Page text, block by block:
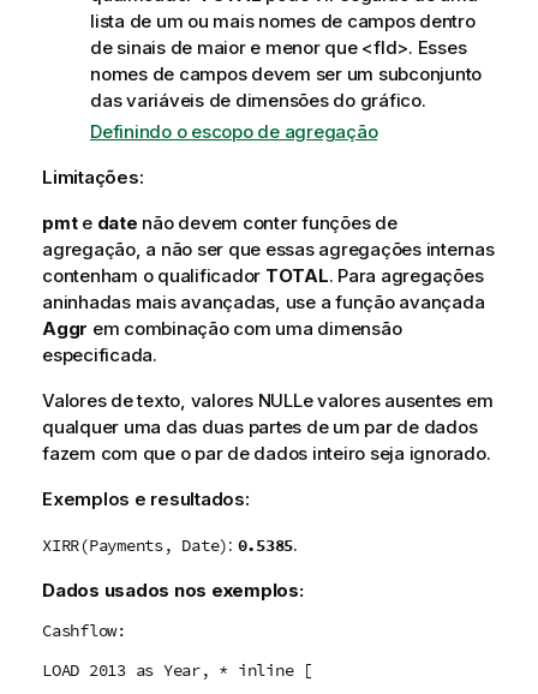
lista de um ou mais nomes de campos dentro
de sinais de maior e menor que <fld>. Esses
nomes de campos devem ser um subconjunto
das variáveis de dimensões do gráfico.
Definindo o escopo de agregação
Limitações:
pmte date não devem conter funções de
agregação, a não ser que essas agregações internas
contenham o qualificador TOTAL. Para agregações
aninhadas mais avançadas, use a função avançada
Aggr em combinação com uma dimensão
especificada.
Valores de texto, valores NULLe valores ausentes em
qualquer uma das duas partes de um par de dados
fazem com que o par de dados inteiro seja ignorado.
Exemplos e resultados:
XIRR(Payments, Date): 0.5385.
Dados usados nos exemplos:
Cashflow:
LOAD 2013 as Year, * inline [